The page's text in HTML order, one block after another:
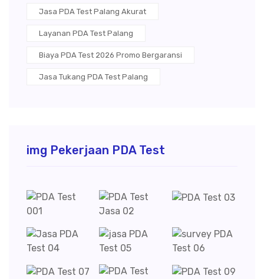
Jasa PDA Test Palang Akurat
Layanan PDA Test Palang
Biaya PDA Test 2026 Promo Bergaransi
Jasa Tukang PDA Test Palang
img Pekerjaan PDA Test